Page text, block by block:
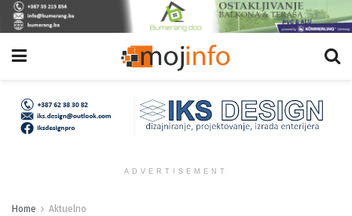
ADVERTISEMENT
Home Aktuelno